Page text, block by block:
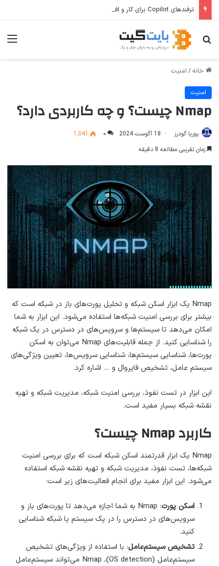
ترفندهای Copilot برای کار و افزایش بهره‌وری
جستجو برای
خانه / امنیت
امنیت
Nmap چیست؟ و چه کاربردی دارد؟
پوریا گودرز 18 آگوست 2024 ۰
1,041
زمان تقریبی مطالعه 8 دقیقه
Nmap یک ابزار اسکن شبکه و تحلیل پورت‌های باز در شبکه است که
بیشتر برای بررسی امنیت شبکه‌ها استفاده می‌شود. این ابزار به شما
امکان می‌دهد تا سیستم‌ها و سرویس‌های در دسترس در یک شبکه
را شناسایی کنید. از جمله قابلیت‌های Nmap می‌توان به اسکن
پورت‌ها، شناسایی سیستم‌ها، شناسایی سرویس‌ها، تعیین ویژگی‌های
سیستم عامل، تشخیص فایروال و … اشاره کرد.
این ابزار در تست نفوذ، بررسی امنیت شبکه، مدیریت شبکه و تهیه
نقشه شبکه بسیار مفید است.
کاربرد Nmap چیست؟
Nmap یک ابزار قدرتمند اسکن شبکه است که برای بررسی امنیت
شبکه‌ها، تست نفوذ، مدیریت شبکه و تهیه نقشه شبکه استفاده
می‌شود. این ابزار مفید برای انجام فعالیت‌های زیر است:
اسکن پورت
: Nmap به شما اجازه می‌دهد تا پورت‌های باز و
سرویس‌های در دسترس را در یک سیستم یا شبکه شناسایی
کنید.
تشخیص سیستم‌عامل: با استفاده از ویژگی‌های تشخیص
سیستم‌عامل (OS detection)، Nmap می‌تواند سیستم‌عامل